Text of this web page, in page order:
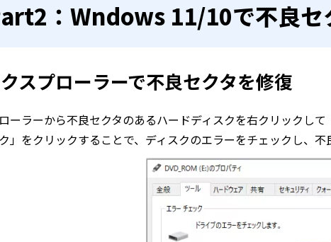
：Wndows 11/10で不良セ
スプローラーで不良セクタを修復
ーラーから不良セクタのあるハードディスクを右クリックし
」をクリックすることで、ディスクのエラーをチェックし、不